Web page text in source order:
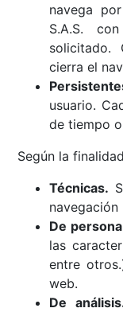
navega
S.A.S.
solicitado.
cierra el
usuario.
de tiempo
Según la
Técnicas.
De
las
entre
web.
De